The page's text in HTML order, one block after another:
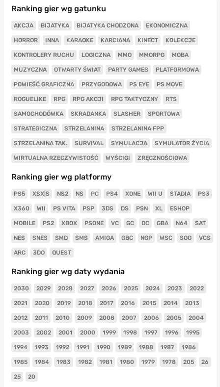
Ranking gier wg gatunku
AKCJA BIJATYKA BIJATYKA CHODZONA EKONOMICZNA
HORROR INNA KARAOKE KARCIANA KINECT KOLEKCJE
KONTROLERY RUCHU LOGICZNA MMO MMORPG MOBA
MUZYCZNA OTWARTY ŚWIAT PARTY GAMES PLATFORMOWA
POWIEŚĆ GRAFICZNA PRZYGODOWA PS EYE PS MOVE
ROGUELIKE RPG RPG AKCJI RPG TAKTYCZNY RTS
SAMOCHODÓWKA SKRADANKA SLASHER SPORTOWA
STRATEGICZNA STRZELANINA STRZELANINA FPP
STRZELANINA TAK. SURVIVAL SYMULACJA SYMULATOR ŻYCIA
WIRTUALNA RZECZYWISTOŚĆ WYŚCIGI ZRĘCZNOŚCIOWA
Ranking gier wg platformy
PS5 XSX|S NS2 NS PC PS4 XONE WII U STADIA PS3
X360 WII PS VITA PSP 3DS DS PSN XL ESHOP
MOBILE PS2 XBOX PSONE VC GC DC GBA N64 SAT
NES SNES SMD SMS AMIGA GBC NGP WSC SGG VCS
ARC 3DO QUEST
Ranking gier wg daty wydania
2030 2029 2028 2027 2026 2025 2024 2023 2022
2021 2020 2019 2018 2017 2016 2015 2014 2013
2012 2011 2010 2009 2008 2007 2006 2005 2004
2003 2002 2001 2000 1999 1998 1997 1996 1995
1994 1993 1992 1991 1990 1989 1988 1987 1986
1985 1984 1983 1982 1981 1980 1979 1978 205 26
25 20